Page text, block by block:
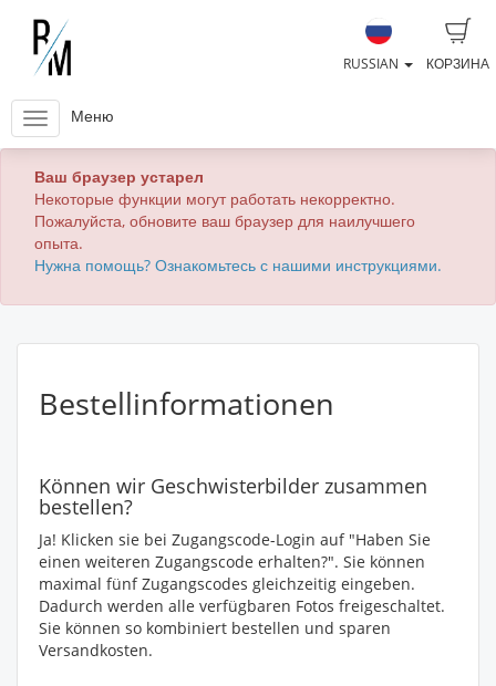
КОРЗИНА
RUSSIAN
Меню
Ваш браузер устарел
Некоторые функции могут работать некорректно.
Пожалуйста, обновите ваш браузер для наилучшего
опыта.
Нужна помощь? Ознакомьтесь с нашими инструкциями.
Bestellinformationen
Können wir Geschwisterbilder zusammen
bestellen?
Ja! Klicken sie bei Zugangscode-Login auf "Haben Sie
einen weiteren Zugangscode erhalten?". Sie können
maximal fünf Zugangscodes gleichzeitig eingeben.
Dadurch werden alle verfügbaren Fotos freigeschaltet.
Sie können so kombiniert bestellen und sparen
Versandkosten.